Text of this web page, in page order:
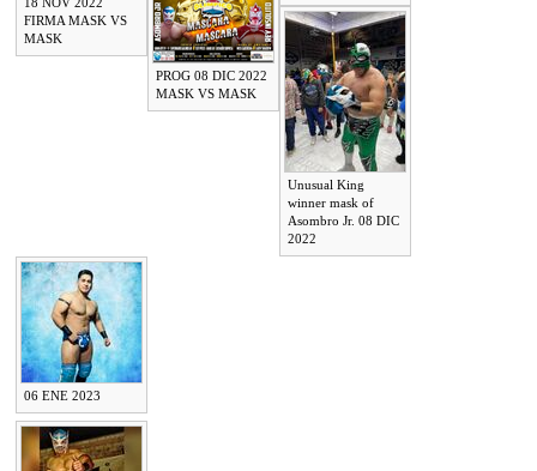
FIRMA MASK VS
MASK
PROG 08 DIC 2022
MASK VS MASK
Unusual King
winner mask of
Asombro Jr. 08 DIC
2022
06 ENE 2023